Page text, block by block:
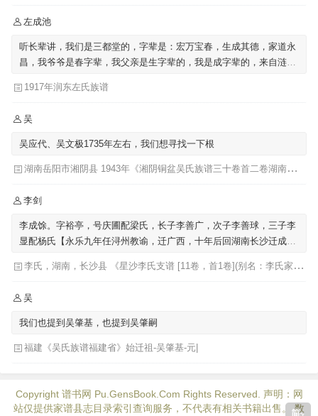
左成池
听长辈讲，我们是三都堂的，字辈是：宏万宝春，生成其德，家道永
昌，我爷爷是春字辈，我父亲是生字辈的，我是成字辈的，来自涟水
1917年润东左氏族谱
吴
吴应代、吴文极1735年左右，我们想寻找一下根
湖南岳阳市湘阴县 1943年《湘阴铜盆吴氏族谱三十卷首二卷湖南省岳阳市湘阴县》发祥堂|吴楚椿（主修）
李剑
李成馀。字裕亭，号庆圃配梁氏，长子李善广，次子李善球，三子李
显配杨氏【永乐九年任浔州教谕，迁广西，十年后回湖南长沙迁成馀
李氏，湖南，长沙县 《星沙李氏支谱 [11卷，首1卷](别名：李氏家乘)》李芳城 ...[等]主修 ; 李沛华 ... [等]纂修
吴
我们也提到吴肇基，也提到吴肇嗣
福建《吴氏族谱福建省》始迁祖-吴肇基-元|
Copyright 谱书网 Pu.GensBook.Com Rights Reserved. 声明：网
站仅提供家谱县志目录索引查询服务，不代表有相关书籍出售。 数